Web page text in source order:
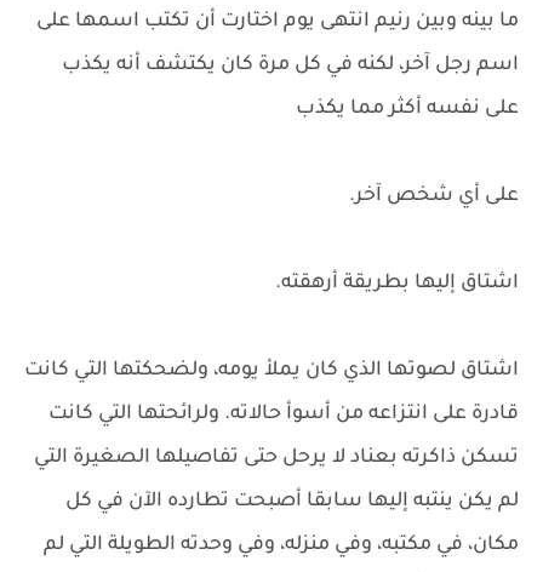
ما بينه وبين رنيم انتهى يوم اختارت أن تكتب اسمها على
اسم رجل آخر، لكنه في كل مرة كان يكتشف أنه يكذب
على نفسه أكثر مما يكذب
على أي شخص آخر.
اشتاق إليها بطريقة أرهقته.
اشتاق لصوتها الذي كان يملأ يومه، ولضحكتها التي كانت
قادرة على انتزاعه من أسوأ حالاته. ولرائحتها التي كانت
تسكن ذاكرته بعناد لا يرحل حتى تفاصيلها الصغيرة التي
لم يكن ينتبه إليها سابقا أصبحت تطارده الآن في كل
مكان، في مكتبه، وفي منزله، وفي وحدته الطويلة التي لم